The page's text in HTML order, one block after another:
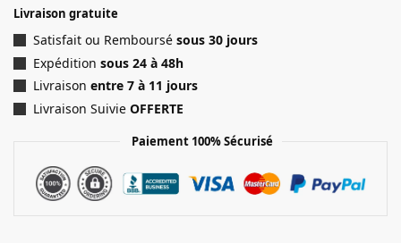
Livraison gratuite
Satisfait ou Remboursé sous 30 jours
Expédition sous 24 à 48h
Livraison entre 7 à 11 jours
Livraison Suivie OFFERTE
Paiement 100% Sécurisé